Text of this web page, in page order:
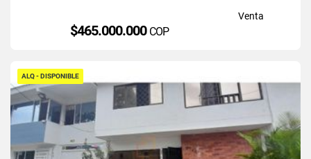
Venta
$465.000.000 COP
ALQ - DISPONIBLE